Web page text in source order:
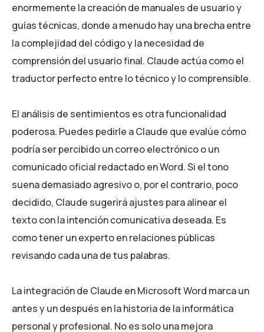
enormemente la creación de manuales de usuario y
guías técnicas, donde a menudo hay una brecha entre
la complejidad del código y la necesidad de
comprensión del usuario final. Claude actúa como el
traductor perfecto entre lo técnico y lo comprensible.
El análisis de sentimientos es otra funcionalidad
poderosa. Puedes pedirle a Claude que evalúe cómo
podría ser percibido un correo electrónico o un
comunicado oficial redactado en Word. Si el tono
suena demasiado agresivo o, por el contrario, poco
decidido, Claude sugerirá ajustes para alinear el
texto con la intención comunicativa deseada. Es
como tener un experto en relaciones públicas
revisando cada una de tus palabras.
La integración de Claude en Microsoft Word marca un
antes y un después en la historia de la informática
personal y profesional. No es solo una mejora